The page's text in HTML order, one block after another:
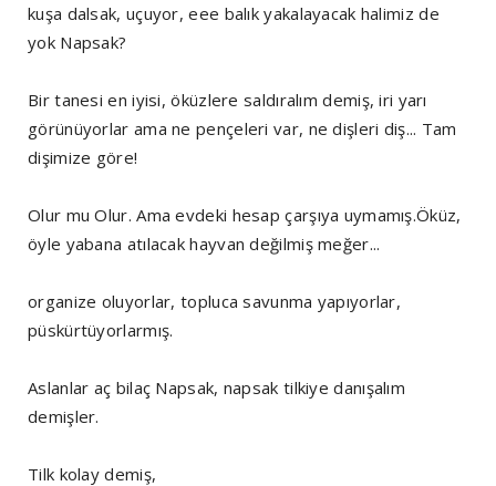
kuşa dalsak, uçuyor, eee balık yakalayacak halimiz de
yok Napsak?
Bir tanesi en iyisi, öküzlere saldıralım demiş, iri yarı
görünüyorlar ama ne pençeleri var, ne dişleri diş... Tam
dişimize göre!
Olur mu Olur. Ama evdeki hesap çarşıya uymamış.Öküz,
öyle yabana atılacak hayvan değilmiş meğer...
organize oluyorlar, topluca savunma yapıyorlar,
püskürtüyorlarmış.
Aslanlar aç bilaç Napsak, napsak tilkiye danışalım
demişler.
Tilk kolay demiş,